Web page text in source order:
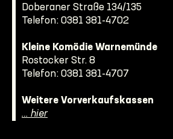
Doberaner Straße 134/135
Telefon: 0381 381-4702
Kleine Komödie Warnemünde
Rostocker Str. 8
Telefon: 0381 381-4707
Weitere Vorverkaufskassen
… hier